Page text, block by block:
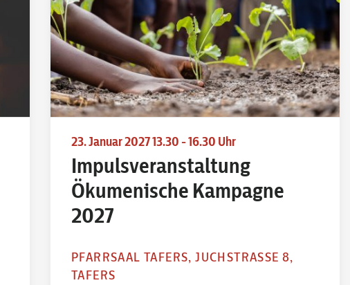
23. Januar 2027 13.30 - 16.30 Uhr
Impulsveranstaltung
Ökumenische Kampagne
2027
PFARRSAAL TAFERS, JUCHSTRASSE 8,
TAFERS